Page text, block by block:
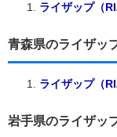
ライザップ（
青森県のライザッ
ライザップ（
岩手県のライザッ